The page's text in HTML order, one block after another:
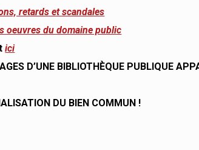
retards et scandales
oeuvres du domaine public
ici
D’UNE BIBLIOTHÈQUE PUBLIQUE
DU BIEN COMMUN !